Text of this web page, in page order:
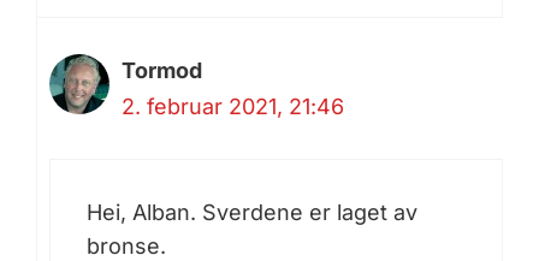
Tormod
2. februar 2021, 21:46
Hei, Alban. Sverdene er laget av
bronse.